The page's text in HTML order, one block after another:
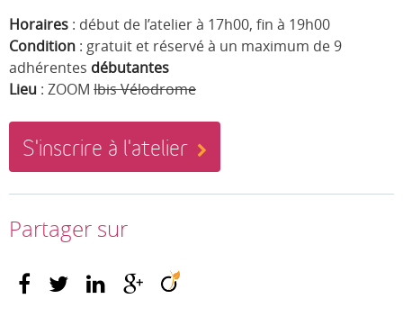
Horaires : début de l’atelier à 17h00, fin à 19h00
Condition : gratuit et réservé à un maximum de 9
adhérentes débutantes
Lieu : ZOOM Ibis Vélodrome
S'inscrire à l'atelier
Partager sur